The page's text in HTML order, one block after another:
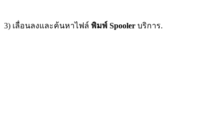
3) เลื่อนลงและค้นหาไฟล์ พิมพ์ Spooler บริการ.